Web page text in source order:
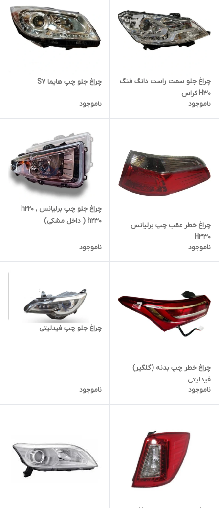
چراغ جلو سمت راست دانگ فنگ
H30 کراس
ناموجود
چراغ جلو چپ هایما S7
ناموجود
چراغ خطر عقب چپ برلیانس
H330
ناموجود
چراغ جلو چپ برلیانس h220 ,
h230 ( داخل مشکی)
ناموجود
چراغ خطر چپ بدنه (گلگیر)
فیدلیتی
ناموجود
چراغ جلو چپ فیدلیتی
ناموجود